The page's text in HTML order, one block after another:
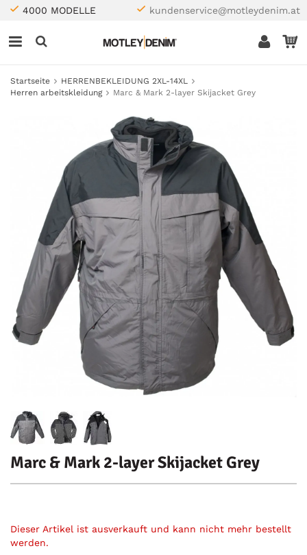
4000 MODELLE kundenservice@motleydenim.at
Startseite
HERRENBEKLEIDUNG 2XL-14XL
Herren arbeitskleidung
Marc & Mark 2-layer Skijacket Grey
Marc & Mark 2-layer Skijacket Grey
Dieser Artikel ist ausverkauft und kann nicht mehr bestellt
werden.